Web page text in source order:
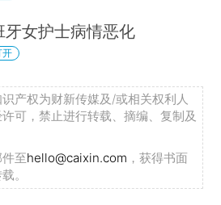
女护士病情恶化
开
产权为财新传媒及/或相关权利人
可，禁止进行转载、摘编、复制及
至hello@caixin.com ，获得书面
。